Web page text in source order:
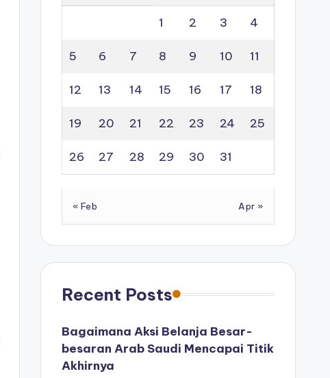
1 2 3 4
5 6 7 8 9 10 11
12 13 14 15 16 17 18
19 20 21 22 23 24 25
26 27 28 29 30 31
« Feb Apr »
Recent Posts
Bagaimana Aksi Belanja Besar-
besaran Arab Saudi Mencapai Titik
Akhirnya